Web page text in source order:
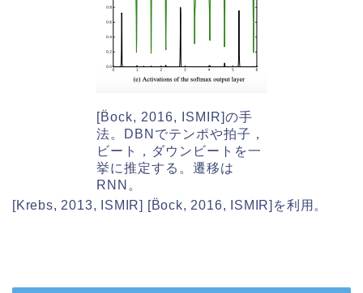
[B̈ock, 2016, ISMIR]の手
法。DBNでテンポや拍子，
ビート，ダウンビートを一
挙に推定する。遷移は
RNN。
[Krebs, 2013, ISMIR] [B̈ock, 2016, ISMIR]を利用。